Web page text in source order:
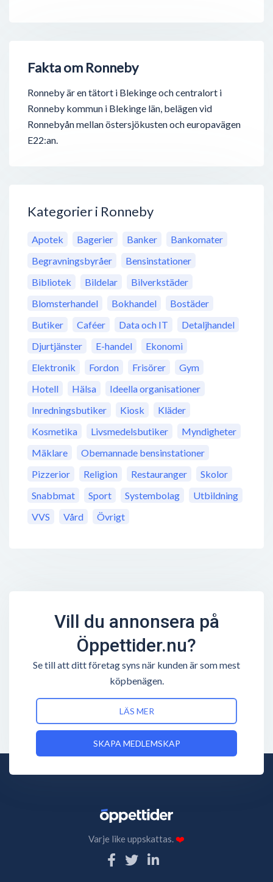
Fakta om Ronneby
Ronneby är en tätort i Blekinge och centralort i
Ronneby kommun i Blekinge län, belägen vid
Ronnebyån mellan östersjökusten och europavägen
E22:an.
Kategorier i Ronneby
Apotek Bagerier Banker
Bankomater
Begravningsbyråer
Bensinstationer
Bibliotek
Bildelar
Bilverkstäder
Blomsterhandel
Bokhandel
Bostäder
Butiker
Caféer Data och IT
Detaljhandel
Djurtjänster
E-handel
Ekonomi
Elektronik
Fordon Frisörer
Gym
Hotell
Hälsa
Ideella organisationer
Inredningsbutiker
Kiosk
Kläder
Kosmetika
Livsmedelsbutiker
Myndigheter
Mäklare
Obemannade bensinstationer
Pizzerior
Religion Restauranger
Skolor
Snabbmat
Sport Systembolag
Utbildning
VVS
Vård Övrigt
Vill du annonsera på
Öppettider.nu?
Se till att ditt företag syns när kunden är som mest
köpbenägen.
LÄS MER
SKAPA MEDLEMSKAP
Varje like uppskattas.❤️